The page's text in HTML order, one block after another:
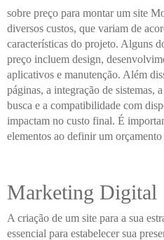
sobre preço para montar um site
diversos custos, que variam de
características do projeto. Alguns
preço incluem design,
aplicativos e manutenção. Além
páginas, a integração de sistemas,
busca e a compatibilidade com
impactam no custo final. É
elementos ao definir um
Marketing Digital
A criação de um site para a sua
essencial para estabelecer sua